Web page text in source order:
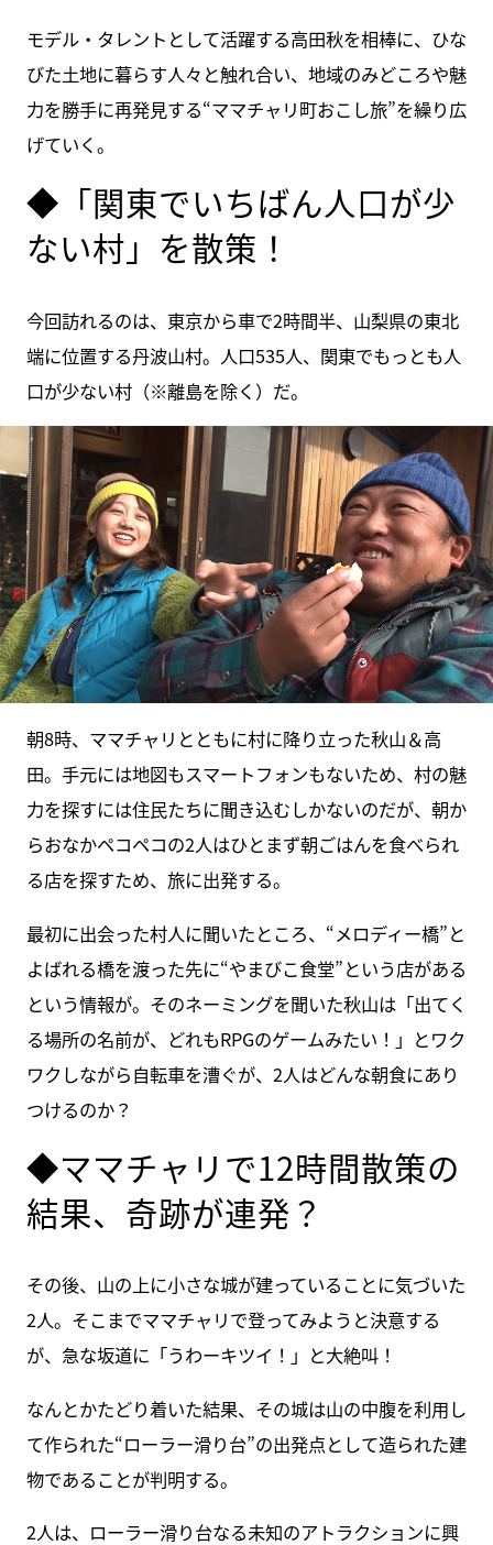
モデル・タレントとして活躍する高田秋を相棒に、ひな
びた土地に暮らす人々と触れ合い、地域のみどころや魅
力を勝手に再発見する“ママチャリ町おこし旅”を繰り広
げていく。
◆「関東でいちばん人口が少
ない村」を散策！
今回訪れるのは、東京から車で2時間半、山梨県の東北
端に位置する丹波山村。人口535人、関東でもっとも人
口が少ない村（※離島を除く）だ。
朝8時、ママチャリとともに村に降り立った秋山＆高
田。手元には地図もスマートフォンもないため、村の魅
力を探すには住民たちに聞き込むしかないのだが、朝か
らおなかペコペコの2人はひとまず朝ごはんを食べられ
る店を探すため、旅に出発する。
最初に出会った村人に聞いたところ、“メロディー橋”と
よばれる橋を渡った先に“やまびこ食堂”という店がある
という情報が。そのネーミングを聞いた秋山は「出てく
る場所の名前が、どれもRPGのゲームみたい！」とワク
ワクしながら自転車を漕ぐが、2人はどんな朝食にあり
つけるのか？
◆ママチャリで12時間散策の
結果、奇跡が連発？
その後、山の上に小さな城が建っていることに気づいた
2人。そこまでママチャリで登ってみようと決意する
が、急な坂道に「うわーキツイ！」と大絶叫！
なんとかたどり着いた結果、その城は山の中腹を利用し
て作られた“ローラー滑り台”の出発点として造られた建
物であることが判明する。
2人は、ローラー滑り台なる未知のアトラクションに興